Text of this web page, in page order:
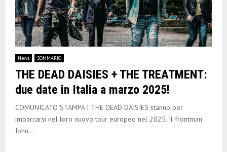
M
U
News SOMMARIO
THE DEAD DAISIES + THE TREATMENT:
due date in Italia a marzo 2025!
COMUNICATO STAMPA I THE DEAD DAISIES stanno per
imbarcarsi nel loro nuovo tour europeo nel 2025. Il frontman
John...